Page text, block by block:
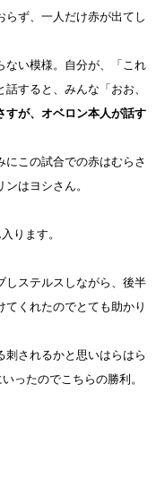
らず、一人だけ赤が出てし
ない模様。自分が、「これ
すると、みんな「おお、
すが、オベロン本人が話す
この試合での赤はむらさ
はヨシさん。
ります。
しステルスしながら、後半
くれたのでとても助かり
されるかと思いはらはら
ったのでこちらの勝利。